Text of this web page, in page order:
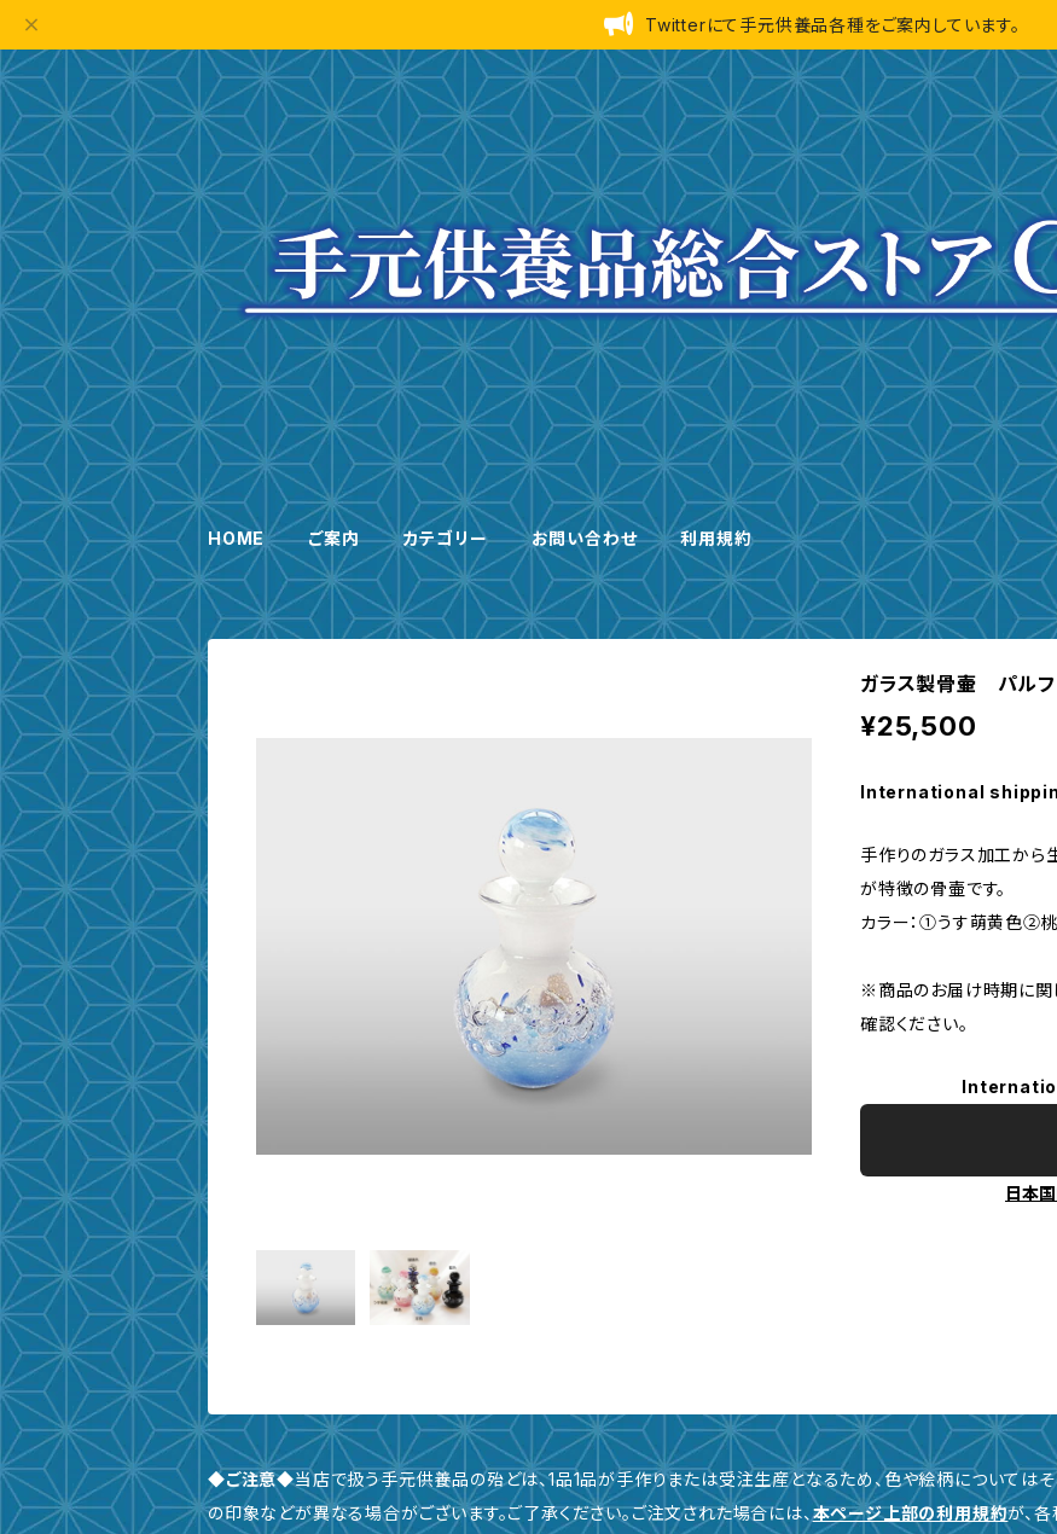
Twitterにて手元供養品各種をご案内しています。
HOME ご案内 カテゴリー お問い合わせ 利用規約
ガラス製骨壷 パルフ
¥25,500
International
手作りのガラス加工から
が特徴の骨壷です。
カラー：①うす萌黄色
※商品のお届け時期に関
確認ください。
日本
◆ご注意◆当店で扱う手元供養品の殆どは、1品1品が手作りまたは受注生産となるため、色や絵柄については
の印象などが異なる場合がございます。ご了承ください。ご注文された場合には、本ページ上部の利用規約が、